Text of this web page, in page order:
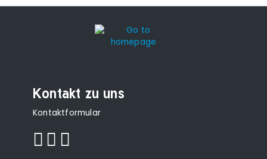
Kontakt zu uns
Kontaktformular